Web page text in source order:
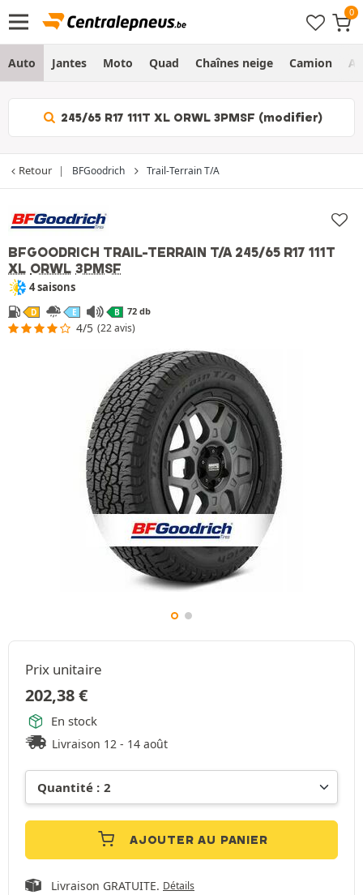
Auto Jantes Moto Quad Chaînes neige Camion
245/65 R17 111T XL ORWL 3PMSF (modifier)
Retour BFGoodrich Trail-Terrain T/A
BFGOODRICH TRAIL-TERRAIN T/A 245/65 R17 111T
XL ORWL 3PMSF
4 saisons
D E B 72 db
4/5 (22 avis)
Prix unitaire
202,38€
En stock
Livraison 12 - 14 août
AJOUTER AU PANIER
Livraison GRATUITE. Détails